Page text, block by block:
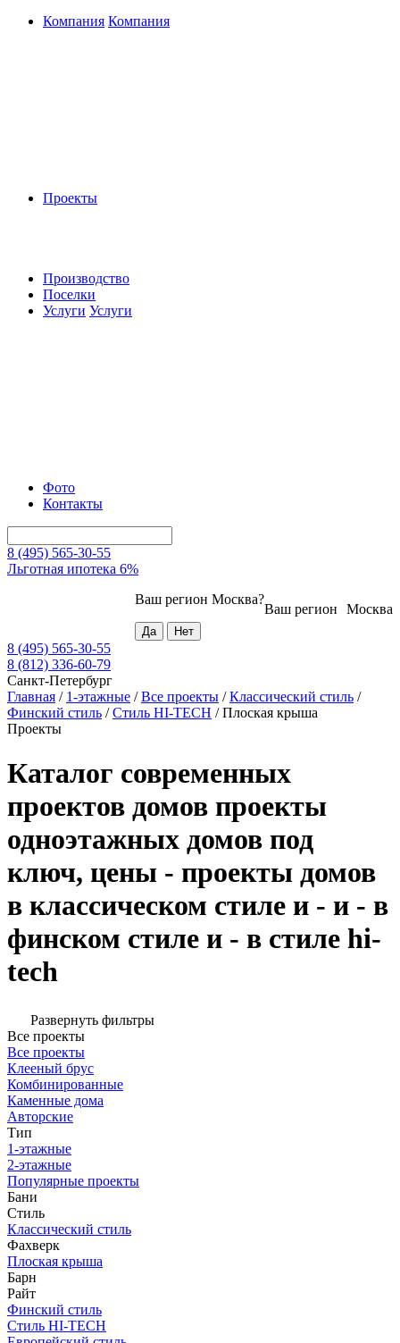
Компания Компания
Проекты
Производство
Поселки
Услуги Услуги
Фото
Контакты
8 (495) 565-30-55
Льготная ипотека 6%
Москва
Ваш регион
Ваш регион Москва?
8 (495) 565-30-55
8 (812) 336-60-79
Санкт-Петербург
Главная / 1-этажные /Все проекты /Классический стиль /
Финский стиль /Стиль HI-TECH /Плоская крыша
Проекты
Каталог современных
проектов домов проекты
одноэтажных домов под
ключ, цены - проекты домов
в классическом стиле и - и - в
финском стиле и - в стиле hi-
tech
Развернуть фильтры
Все проекты
Все проекты
Клееный брус
Комбинированные
Каменные дома
Авторские
Тип
1-этажные
2-этажные
Популярные проекты
Бани
Стиль
Классический стиль
Фахверк
Плоская крыша
Барн
Райт
Финский стиль
Стиль HI-TECH